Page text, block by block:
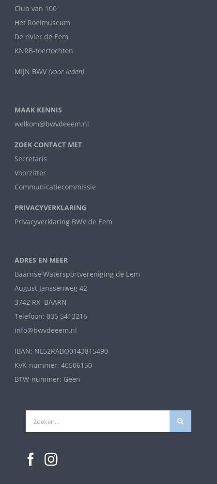
Club van 100
Het Roeimuseum
De rivier de Eem
KNRB-toertochten
MIJN BWV (voor leden)
MAAK KENNIS
welkom@bwvdeeem.nl
ZOEK CONTACT MET
Secretaris
Voorzitter
Communicatiecommissie
PRIVACYVERKLARING
Privacyverklaring BWV de Eem
ADRES EN MEER
Baarnse Watersportvereniging de Eem
August Janssenweg 42
3742 RX BAARN
Telefoon: 035 5413216
info@bwvdeeem.nl
IBAN: NL52RABO0143815490
KvK-nummer: 40506150
BTW-nummer: Geen
Zoeken
naar: